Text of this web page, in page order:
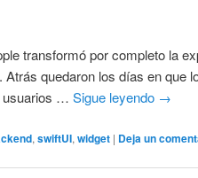
transformó por completo la
quedaron los días en que
usuarios …Sigue leyendo →
,swiftUI,widget | Deja un